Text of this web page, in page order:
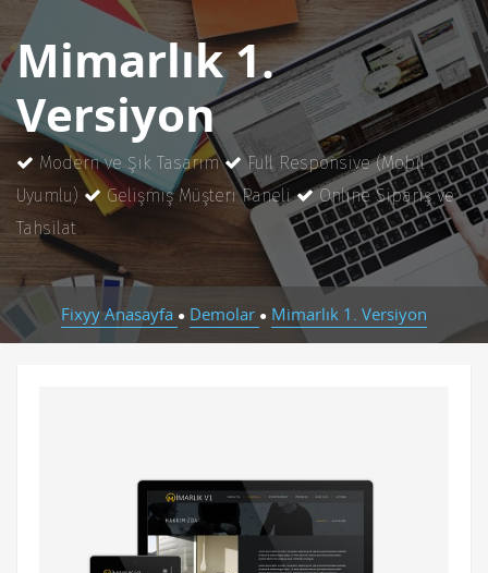
Mimarlık 1.
Versiyon
Modern ve Şık Tasarım
Full Responsive (Mobil
Uyumlu)
Gelişmiş Müşteri Paneli
Online Sipariş ve
Tahsilat
Fixyy Anasayfa ● Demolar ● Mimarlık 1. Versiyon